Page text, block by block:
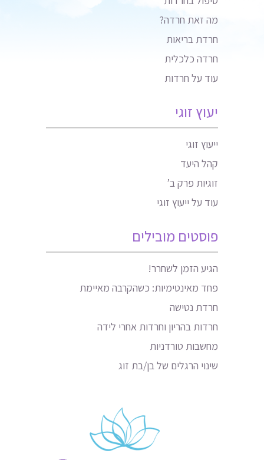
מה זאת חרדה?
חרדת בריאות
חרדה כלכלית
עוד על חרדות
יעוץ זוגי
ייעוץ זוגי
קהל היעד
זוגיות פרק ב’
עוד על ייעוץ זוגי
פוסטים מובילים
הגיע הזמן לשחרר!
פחד מאינטימיות: כשהקרבה מאיימת
חרדת נטישה
חרדות בהריון וחרדות אחרי לידה
מחשבות טורדניות
שינוי הרגלים של בן/בת זוג